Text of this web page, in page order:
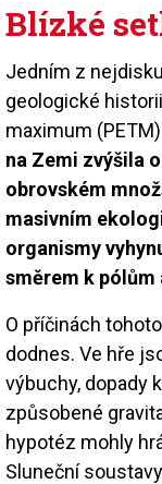
Blízké
Jedním z
geologické
maximum
na Zemi zvýšila
obrovském
masivním
organismy
směrem k
O příčinách
dodnes. Ve hře
výbuchy, dopady
způsobené
hypotéz mohly
Sluneční